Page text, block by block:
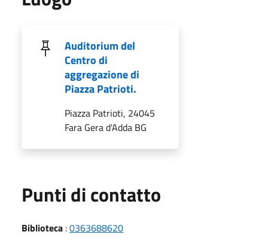
Auditorium del
Centro di
aggregazione di
Piazza Patrioti.
Piazza Patrioti, 24045
Fara Gera d'Adda BG
Punti di contatto
Biblioteca :0363688620